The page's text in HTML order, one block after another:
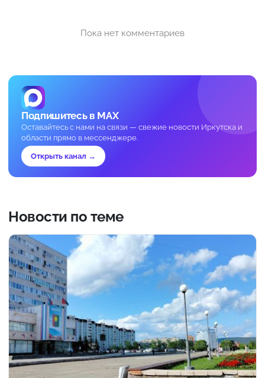
Пока нет комментариев
Подпишитесь в MAX
Оставайтесь с нами на связи — свежие новости Иркутска и
области прямо в мессенджере.
Открыть канал →
Новости по теме